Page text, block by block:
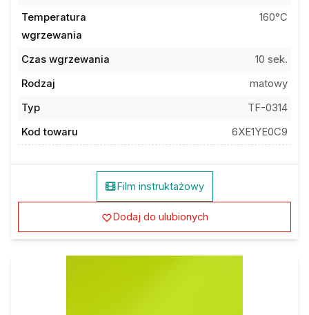
Temperatura
wgrzewania
160°C
Czas wgrzewania
10 sek.
Rodzaj
matowy
Typ
TF-0314
Kod towaru
6XE1YE0C9
Film instruktażowy
Dodaj do ulubionych